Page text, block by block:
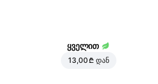
ყველით
13,00 ₾ დან